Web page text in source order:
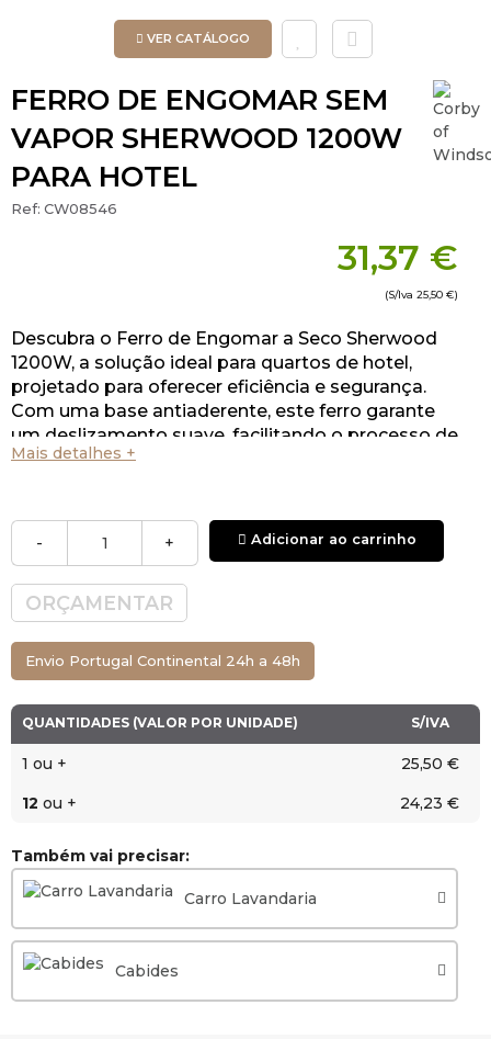
VER CATÁLOGO
FERRO DE ENGOMAR SEM
VAPOR SHERWOOD 1200W
PARA HOTEL
Ref: CW08546
31,37 €
(S/Iva 25,50 €)
Descubra o Ferro de Engomar a Seco Sherwood
1200W, a solução ideal para quartos de hotel,
projetado para oferecer eficiência e segurança.
Com uma base antiaderente, este ferro garante
um deslizamento suave, facilitando o processo de
engomar.
Mais detalhes +
- + Adicionar ao carrinho
ORÇAMENTAR
Envio Portugal Continental 24h a 48h
QUANTIDADES (VALOR POR UNIDADE) S/IVA
1 ou +
25,50 €
12 ou + 24,23 €
Também vai precisar:
Carro Lavandaria
Cabides